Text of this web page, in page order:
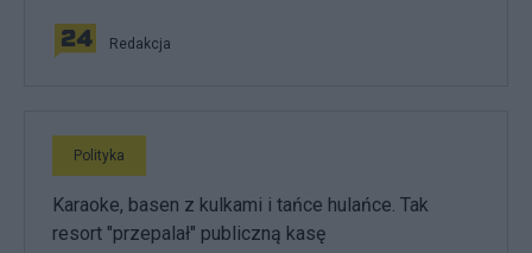
Redakcja
Polityka
Karaoke, basen z kulkami i tańce hulańce. Tak
resort "przepalał" publiczną kasę